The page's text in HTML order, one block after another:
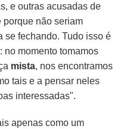
e outras acusadas de
porque não seriam
se fechando. Tudo isso é
no momento tomamos
mista, nos encontramos
tais e a pensar neles
interessadas".
apenas como um